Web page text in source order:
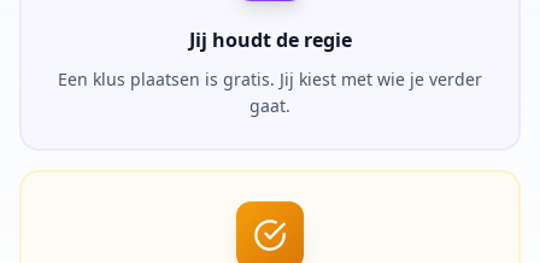
Jij houdt de regie
Een klus plaatsen is gratis. Jij kiest met wie je verder
gaat.